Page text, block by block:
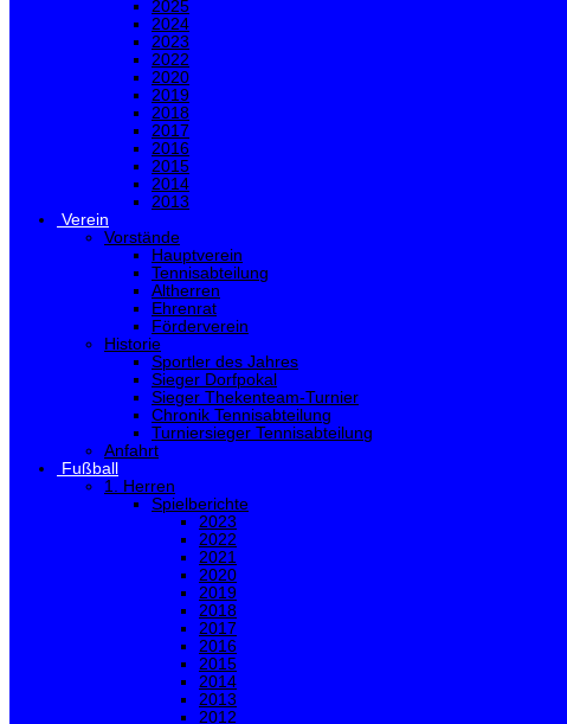
2025
2024
2023
2022
2020
2019
2018
2017
2016
2015
2014
2013
Verein
Vorstände
Hauptverein
Tennisabteilung
Altherren
Ehrenrat
Förderverein
Historie
Sportler des Jahres
Sieger Dorfpokal
Sieger Thekenteam-Turnier
Chronik Tennisabteilung
Turniersieger Tennisabteilung
Anfahrt
Fußball
1. Herren
Spielberichte
2023
2022
2021
2020
2019
2018
2017
2016
2015
2014
2013
2012